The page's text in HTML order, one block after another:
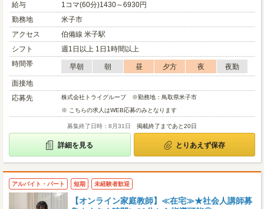
給与
1コマ(60分)1430～6930円
勤務地
米子市
アクセス
伯備線 米子駅
シフト
週1日以上 1日1時間以上
時間帯
早朝 朝 昼 夕方 夜
夜勤
面接地
応募先
株式会社トライグループ ※勤務地：鳥取県米子市
※ こちらの求人はWEB応募のみとなります
募集終了日時：8月31日 掲載終了まであと20日
詳細を見る とりあえず保存
アルバイト・パート 短期 未経験者歓迎
【オンライン家庭教師】≪在宅≫★社会人講師募